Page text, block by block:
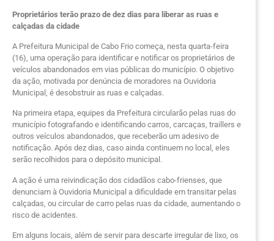
Proprietários terão prazo de dez dias para liberar as ruas e
calçadas da cidade
A Prefeitura Municipal de Cabo Frio começa, nesta quarta-feira
(16), uma operação para identificar e notificar os proprietários de
veículos abandonados em vias públicas do município. O objetivo
da ação, motivada por denúncia de moradores na Ouvidoria
Municipal, é desobstruir as ruas e calçadas.
Na primeira etapa, equipes da Prefeitura circularão pelas ruas do
município fotografando e identificando carros, carcaças, traillers e
outros veículos abandonados, que receberão um adesivo de
notificação. Após dez dias, caso ainda continuem no local, eles
serão recolhidos para o depósito municipal.
A ação é uma reivindicação dos cidadãos cabo-frienses, que
denunciam à Ouvidoria Municipal a dificuldade em transitar pelas
calçadas, ou circular de carro pelas ruas da cidade, aumentando o
risco de acidentes.
Em alguns locais, além de servir para descarte irregular de lixo, os